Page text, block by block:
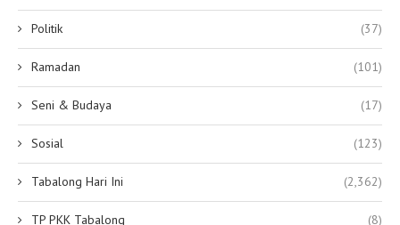
Politik (37)
Ramadan (101)
Seni & Budaya (17)
Sosial (123)
Tabalong Hari Ini (2,362)
TP PKK Tabalong (8)